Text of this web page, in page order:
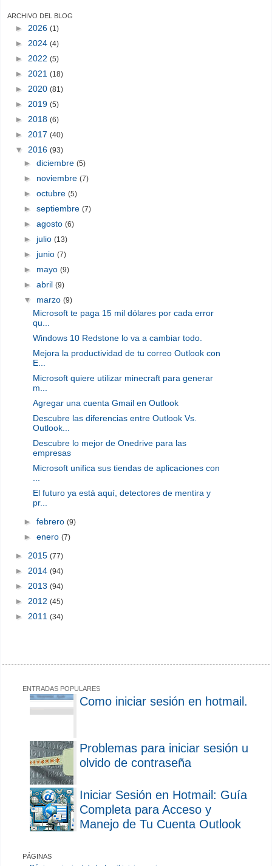
ARCHIVO DEL BLOG
► 2026 (1)
► 2024 (4)
► 2022 (5)
► 2021 (18)
► 2020 (81)
► 2019 (5)
► 2018 (6)
► 2017 (40)
▼ 2016 (93)
►diciembre(5)
► noviembre(7)
►octubre(5)
►septiembre(7)
►agosto(6)
► julio(13)
► junio(7)
► mayo(9)
►abril(9)
▼ marzo(9)
Microsoft te paga 15 mil dólares por cada error
qu...
Windows 10 Redstone lo va a cambiar todo.
Mejora la productividad de tu correo Outlook con
E...
Microsoft quiere utilizar minecraft para generar
m...
Agregar una cuenta Gmail en Outlook
Descubre las diferencias entre Outlook Vs.
Outlook...
Descubre lo mejor de Onedrive para las
empresas
Microsoft unifica sus tiendas de aplicaciones con
El futuro ya está aquí, detectores de mentira y
pr...
►febrero(9)
►enero(7)
► 2015 (77)
► 2014 (94)
► 2013 (94)
► 2012 (45)
► 2011 (34)
ENTRADAS POPULARES
Como iniciar sesión en hotmail.
Problemas para iniciar sesión u
olvido de contraseña
Iniciar Sesión en Hotmail: Guía
Completa para Acceso y
Manejo de Tu Cuenta Outlook
PÁGINAS